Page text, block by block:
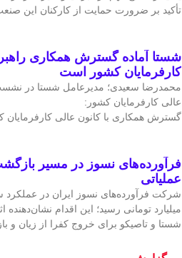
تأکید بر ضرورت حمایت از کارکنان این
شستا آماده گسترش همکاری
کارفرمایان کشور است
محمدرضا سعیدی؛ مدیرعامل شستا در
عالی کارفرمایان کشور:
گسترش همکاری با کانون عالی کارفرمایان
فرآورده‌های نسوز در مسیر
عملیاتی
میلیارد تومانی رسید؛ این اقدام نشان‌دهنده
شستا و تاصیکو برای خروج کفرا از زیان و